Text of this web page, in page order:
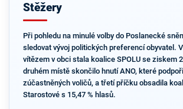
Stěžery
Při pohledu na minulé volby do Poslanecké
sledovat vývoj politických preferencí obyvatel.
vítězem v obci stala koalice SPOLU se ziskem
druhém místě skončilo hnutí ANO, které
zúčastněných voličů, a třetí příčku obsadila
Starostové s 15,47 % hlasů.